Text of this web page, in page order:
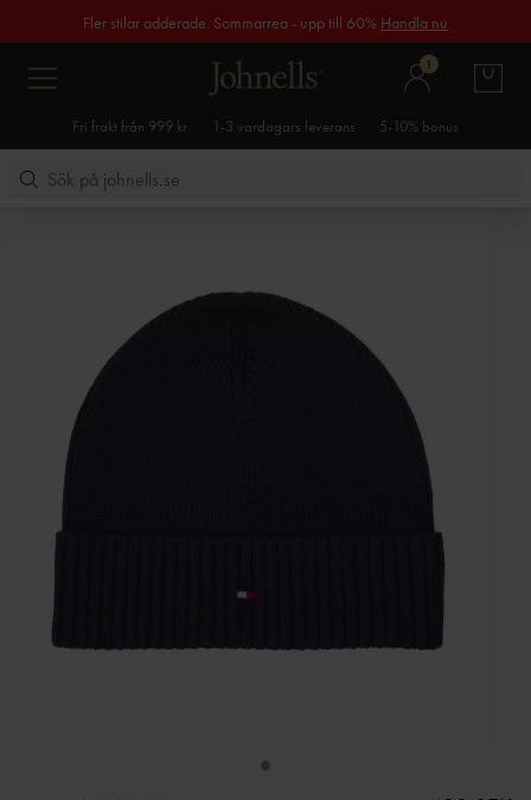
Fler stilar adderade. Sommarrea - upp till 60% Handla nu
1
Fri frakt från 999 kr 1-3 vardagars leverans 5-10% bonus